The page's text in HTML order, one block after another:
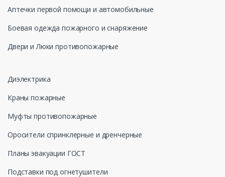
Аптечки первой помощи и автомобильные
Боевая одежда пожарного и снаряжение
Двери и Люки противопожарные
Диэлектрика
Краны пожарные
Муфты противопожарные
Оросители спринклерные и дренчерные
Планы эвакуации ГОСТ
Подставки под огнетушители